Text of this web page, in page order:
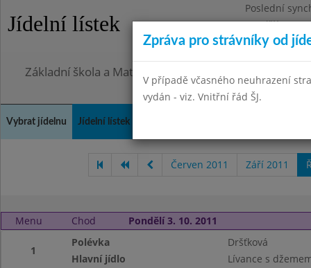
Jídelní lístek
Poslední
Pondělí
Omezení
Základní škola a Mateřská škola, Praha 4, Ohradní 49
Vybrat jídelnu Jídelní lístek
Červen 2011 Září 2011
Menu Chod Pondělí 3. 10. 2011
1
Polévka
Dršťková
Hlavní jídlo
Lívance s
Zpráva pro strávníky od
V případě včasného neuhrazení
vydán - viz. Vnitřní řád ŠJ.